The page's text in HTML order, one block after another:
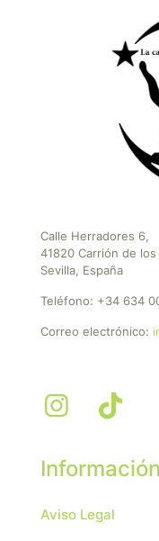
Calle Herradores 6,
41820 Carrión de
Sevilla, España
Teléfono: +34 634
Correo electrónico:
Información
Aviso Legal